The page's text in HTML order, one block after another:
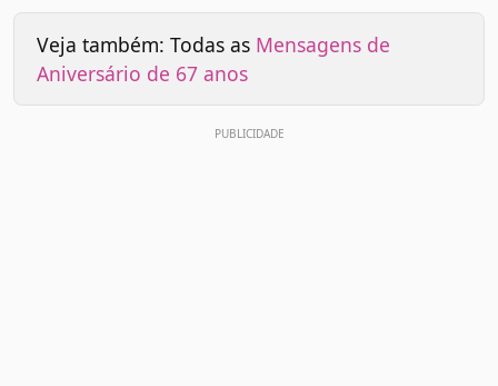
Veja também: Todas as Mensagens de
Aniversário de 67 anos